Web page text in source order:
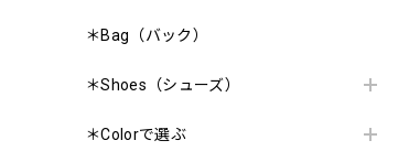
＊Bag（バック）
＊Shoes（シューズ）
＊Colorで選ぶ